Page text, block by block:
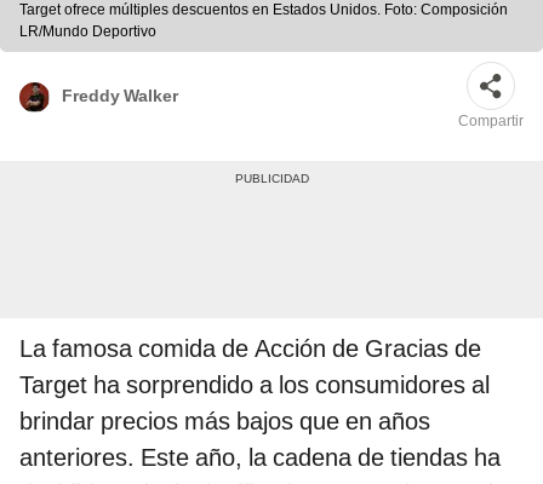
Target ofrece múltiples descuentos en Estados Unidos. Foto: Composición
LR/Mundo Deportivo
Freddy Walker
Compartir
La famosa comida de Acción de Gracias de
Target ha sorprendido a los consumidores al
brindar precios más bajos que en años
anteriores. Este año, la cadena de tiendas ha